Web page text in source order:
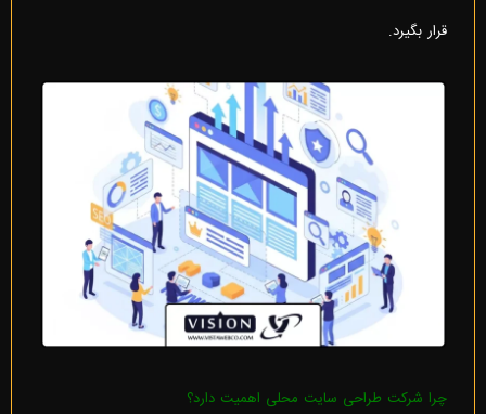
قرار بگیرد.
چرا شرکت طراحی سایت محلی اهمیت دارد؟